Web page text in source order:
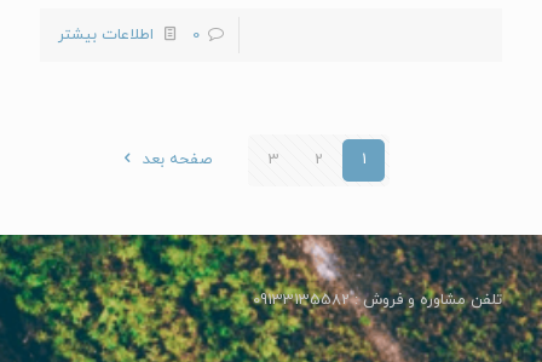
0 اطلاعات بیشتر
1
2
3 صفحه بعد
تلفن مشاوره و فروش : 09133135582